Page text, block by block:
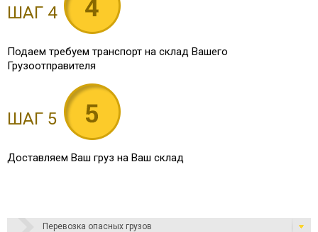
Перевозка опасных грузов
ШАГ 4
Подаем требуем транспорт на склад Вашего
Грузоотправителя
ШАГ 5
Доставляем Ваш груз на Ваш склад